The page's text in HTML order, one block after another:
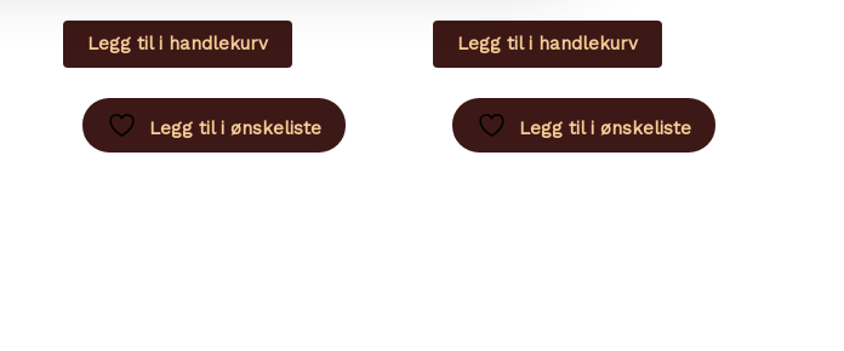
Legg til i handlekurv
Legg til i ønskeliste
Legg til i handlekurv
Legg til i ønskeliste